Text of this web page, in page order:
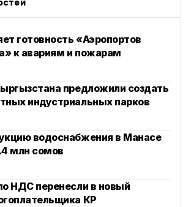
готовность «Аэропортов
к авариям и пожарам
предложили создать
индустриальных парков
водоснабжения в Манасе
млн сомов
НДС перенесли в новый
КР